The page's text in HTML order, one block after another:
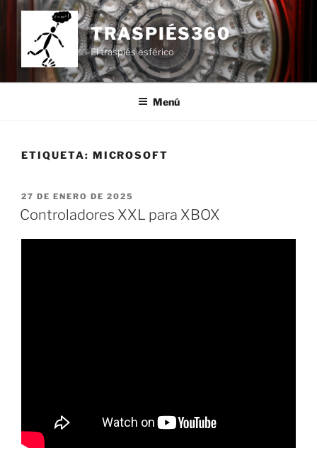
Saltar
contenido
TRASPIÉS360
El traspiés esférico
Menú
ETIQUETA: MICROSOFT
PUBLICADO
EL
27 DE ENERO DE 2025
Controladores XXL para XBOX